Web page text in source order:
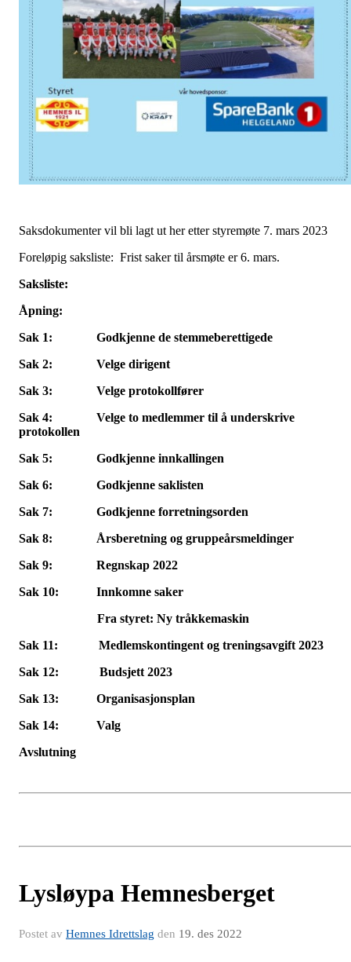
Saksdokumenter vil bli lagt ut her etter styremøte 7. mars 2023
Foreløpig saksliste: Frist saker til årsmøte er 6. mars.
Saksliste:
Åpning:
Sak 1: Godkjenne de stemmeberettigede
Sak 2: Velge dirigent
Sak 3: Velge protokollfører
Sak 4: Velge to medlemmer til å underskrive
protokollen
Sak 5: Godkjenne innkallingen
Sak 6: Godkjenne saklisten
Sak 7: Godkjenne forretningsorden
Sak 8: Årsberetning og gruppeårsmeldinger
Sak 9: Regnskap 2022
Sak 10: Innkomne saker
Fra styret: Ny tråkkemaskin
Sak 11: Medlemskontingent og treningsavgift 2023
Sak 12: Budsjett 2023
Sak 13: Organisasjonsplan
Sak 14: Valg
Avslutning
Lysløypa Hemnesberget
Postet av Hemnes Idrettslag den 19. des 2022